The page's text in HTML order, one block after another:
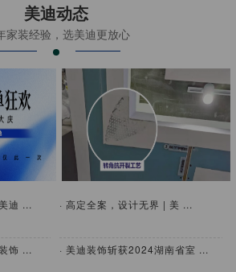
美迪动态
家装经验，选美迪更放心
迪 ...
饰 ...
· 高定全案，设计无界 | 美 ...
· 美迪装饰斩获2024湖南省室 ...